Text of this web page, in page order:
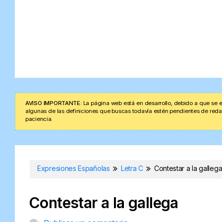
AVISO IMPORTANTE: La página web está en desarrollo, debido a que
algunas de las definiciones que buscas todavía estén pendientes de
paciencia.
Expresiones Españolas Letra C Contestar a la gallega
Contestar a la gallega